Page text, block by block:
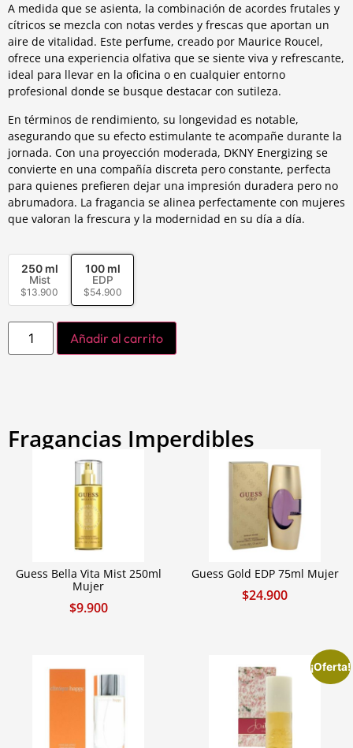
A medida que se asienta, la combinación de acordes frutales y
cítricos se mezcla con notas verdes y frescas que aportan un
aire de vitalidad. Este perfume, creado por Maurice Roucel,
ofrece una experiencia olfativa que se siente viva y refrescante,
ideal para llevar en la oficina o en cualquier entorno
profesional donde se busque destacar con sutileza.
En términos de rendimiento, su longevidad es notable,
asegurando que su efecto estimulante te acompañe durante la
jornada. Con una proyección moderada, DKNY Energizing se
convierte en una compañía discreta pero constante, perfecta
para quienes prefieren dejar una impresión duradera pero no
abrumadora. La fragancia se alinea perfectamente con mujeres
que valoran la frescura y la modernidad en su día a día.
250 ml
Mist
$13.900
100 ml
EDP
$54.900
Añadir al carrito
Fragancias Imperdibles
Guess Bella Vita Mist 250ml
Mujer
$9.900
Guess Gold EDP 75ml Mujer
$24.900
¡Oferta!